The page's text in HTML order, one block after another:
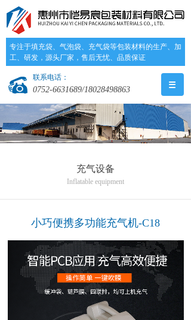
联系电话：
0752-6631689/18028498863
专注于填充袋、气泡袋、充气袋等包装材料的生产、加
工、研发，源头厂家，售后无忧、品质保证
充气设备
Inflatable equipment
小巧便携多功能充气机-C18